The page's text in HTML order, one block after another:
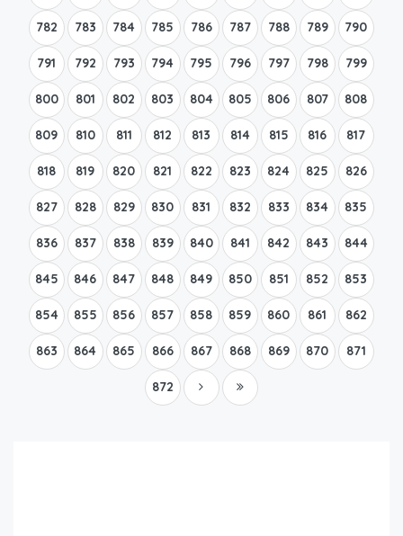
782 783 784 785 786 787 788 789 790
791 792 793 794 795 796 797 798 799
800 801 802 803 804 805 806 807 808
809 810 811 812 813 814 815 816 817
818 819 820 821 822 823 824 825 826
827 828 829 830 831 832 833 834 835
836 837 838 839 840 841 842 843 844
845 846 847 848 849 850 851 852 853
854 855 856 857 858 859 860 861 862
863 864 865 866 867 868 869 870 871
872